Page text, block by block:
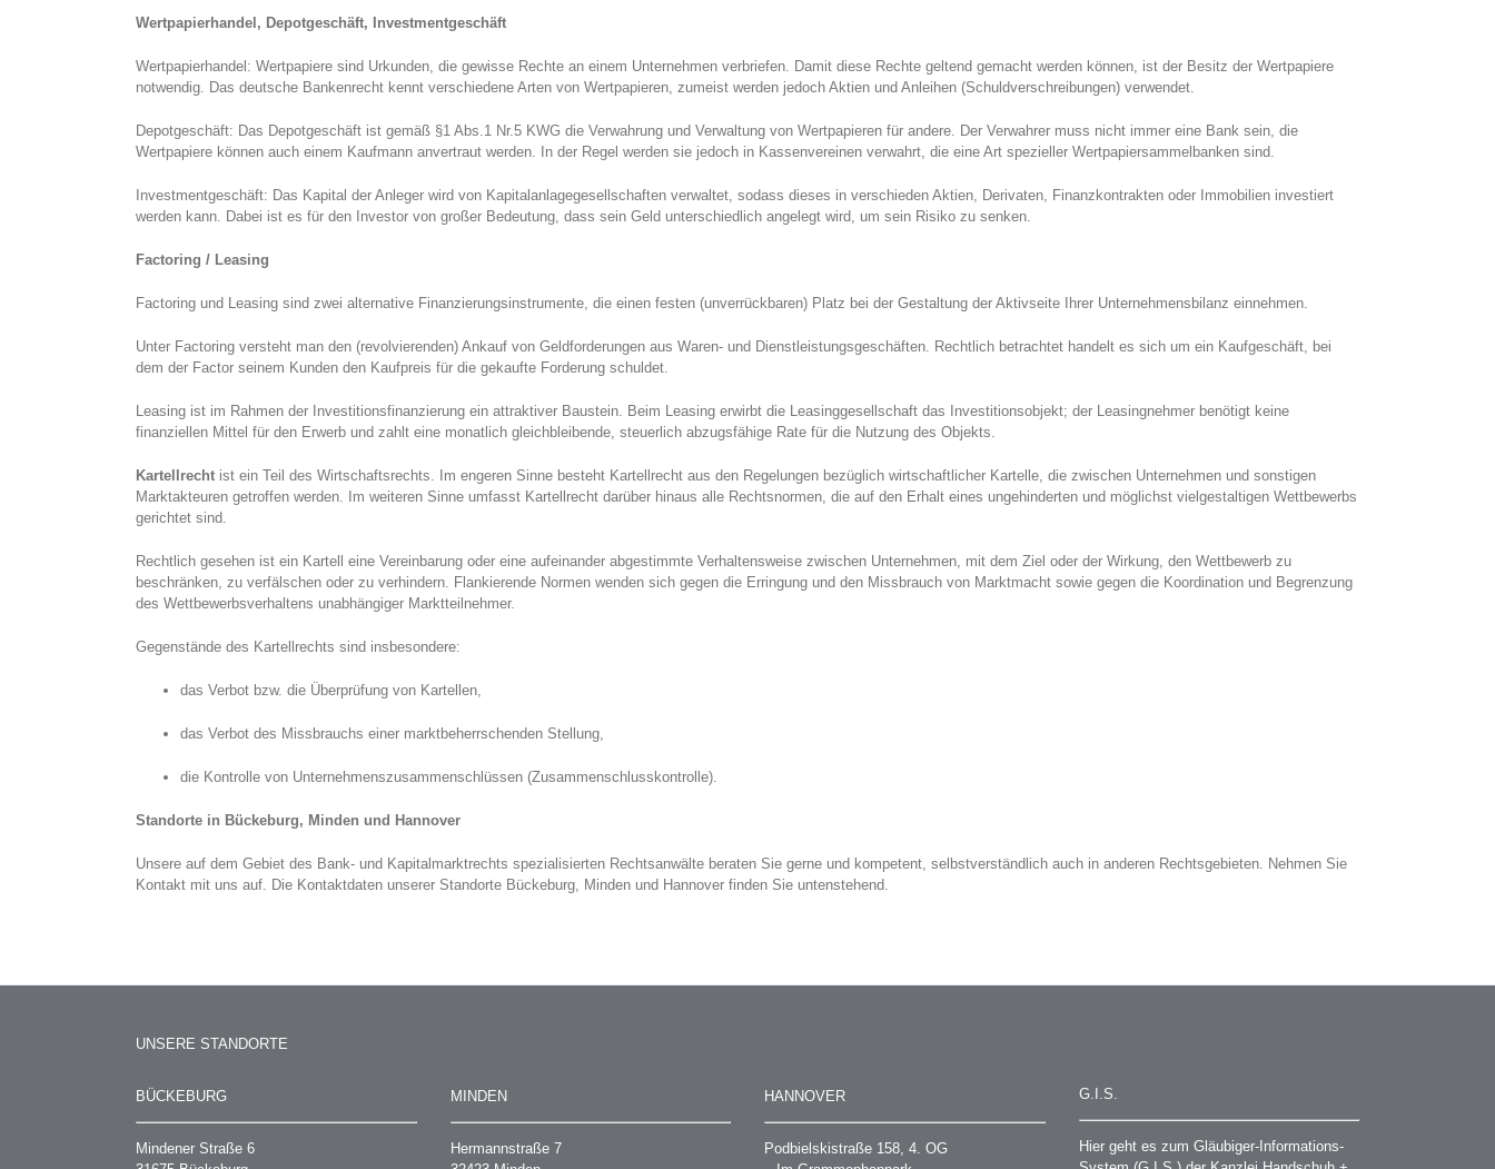
Wertpapierhandel, Depotgeschäft, Investmentgeschäft
Wertpapierhandel: Wertpapiere sind Urkunden, die gewisse Rechte an einem Unternehmen verbriefen. Damit diese Rechte geltend gemacht werden können, ist der Besitz der Wertpapiere
notwendig. Das deutsche Bankenrecht kennt verschiedene Arten von Wertpapieren, zumeist werden jedoch Aktien und Anleihen (Schuldverschreibungen) verwendet.
Depotgeschäft: Das Depotgeschäft ist gemäß §1 Abs.1 Nr.5 KWG die Verwahrung und Verwaltung von Wertpapieren für andere. Der Verwahrer muss nicht immer eine Bank sein, die
Wertpapiere können auch einem Kaufmann anvertraut werden. In der Regel werden sie jedoch in Kassenvereinen verwahrt, die eine Art spezieller Wertpapiersammelbanken sind.
Investmentgeschäft: Das Kapital der Anleger wird von Kapitalanlagegesellschaften verwaltet, sodass dieses in verschieden Aktien, Derivaten, Finanzkontrakten oder Immobilien investiert
werden kann. Dabei ist es für den Investor von großer Bedeutung, dass sein Geld unterschiedlich angelegt wird, um sein Risiko zu senken.
Factoring / Leasing
Factoring und Leasing sind zwei alternative Finanzierungsinstrumente, die einen festen (unverrückbaren) Platz bei der Gestaltung der Aktivseite Ihrer Unternehmensbilanz einnehmen.
Unter Factoring versteht man den (revolvierenden) Ankauf von Geldforderungen aus Waren- und Dienstleistungsgeschäften. Rechtlich betrachtet handelt es sich um ein Kaufgeschäft, bei
dem der Factor seinem Kunden den Kaufpreis für die gekaufte Forderung schuldet.
Leasing ist im Rahmen der Investitionsfinanzierung ein attraktiver Baustein. Beim Leasing erwirbt die Leasinggesellschaft das Investitionsobjekt; der Leasingnehmer benötigt keine
finanziellen Mittel für den Erwerb und zahlt eine monatlich gleichbleibende, steuerlich abzugsfähige Rate für die Nutzung des Objekts.
Kartellrecht ist ein Teil des Wirtschaftsrechts. Im engeren Sinne besteht Kartellrecht aus den Regelungen bezüglich wirtschaftlicher Kartelle, die zwischen Unternehmen und sonstigen
Marktakteuren getroffen werden. Im weiteren Sinne umfasst Kartellrecht darüber hinaus alle Rechtsnormen, die auf den Erhalt eines ungehinderten und möglichst vielgestaltigen Wettbewerbs
gerichtet sind.
Rechtlich gesehen ist ein Kartell eine Vereinbarung oder eine aufeinander abgestimmte Verhaltensweise zwischen Unternehmen, mit dem Ziel oder der Wirkung, den Wettbewerb zu
beschränken, zu verfälschen oder zu verhindern. Flankierende Normen wenden sich gegen die Erringung und den Missbrauch von Marktmacht sowie gegen die Koordination und Begrenzung
des Wettbewerbsverhaltens unabhängiger Marktteilnehmer.
Gegenstände des Kartellrechts sind insbesondere:
das Verbot bzw. die Überprüfung von Kartellen,
das Verbot des Missbrauchs einer marktbeherrschenden Stellung,
die Kontrolle von Unternehmenszusammenschlüssen (Zusammenschlusskontrolle).
Standorte in Bückeburg, Minden und Hannover
Unsere auf dem Gebiet des Bank- und Kapitalmarktrechts spezialisierten Rechtsanwälte beraten Sie gerne und kompetent, selbstverständlich auch in anderen Rechtsgebieten. Nehmen Sie
Kontakt mit uns auf. Die Kontaktdaten unserer Standorte Bückeburg, Minden und Hannover finden Sie untenstehend.
UNSERE STANDORTE
BÜCKEBURG
Mindener Straße 6
MINDEN
Hermannstraße 7
HANNOVER
Podbielskistraße 158, 4. OG
G.I.S.
Hier geht es zum Gläubiger-Informations-